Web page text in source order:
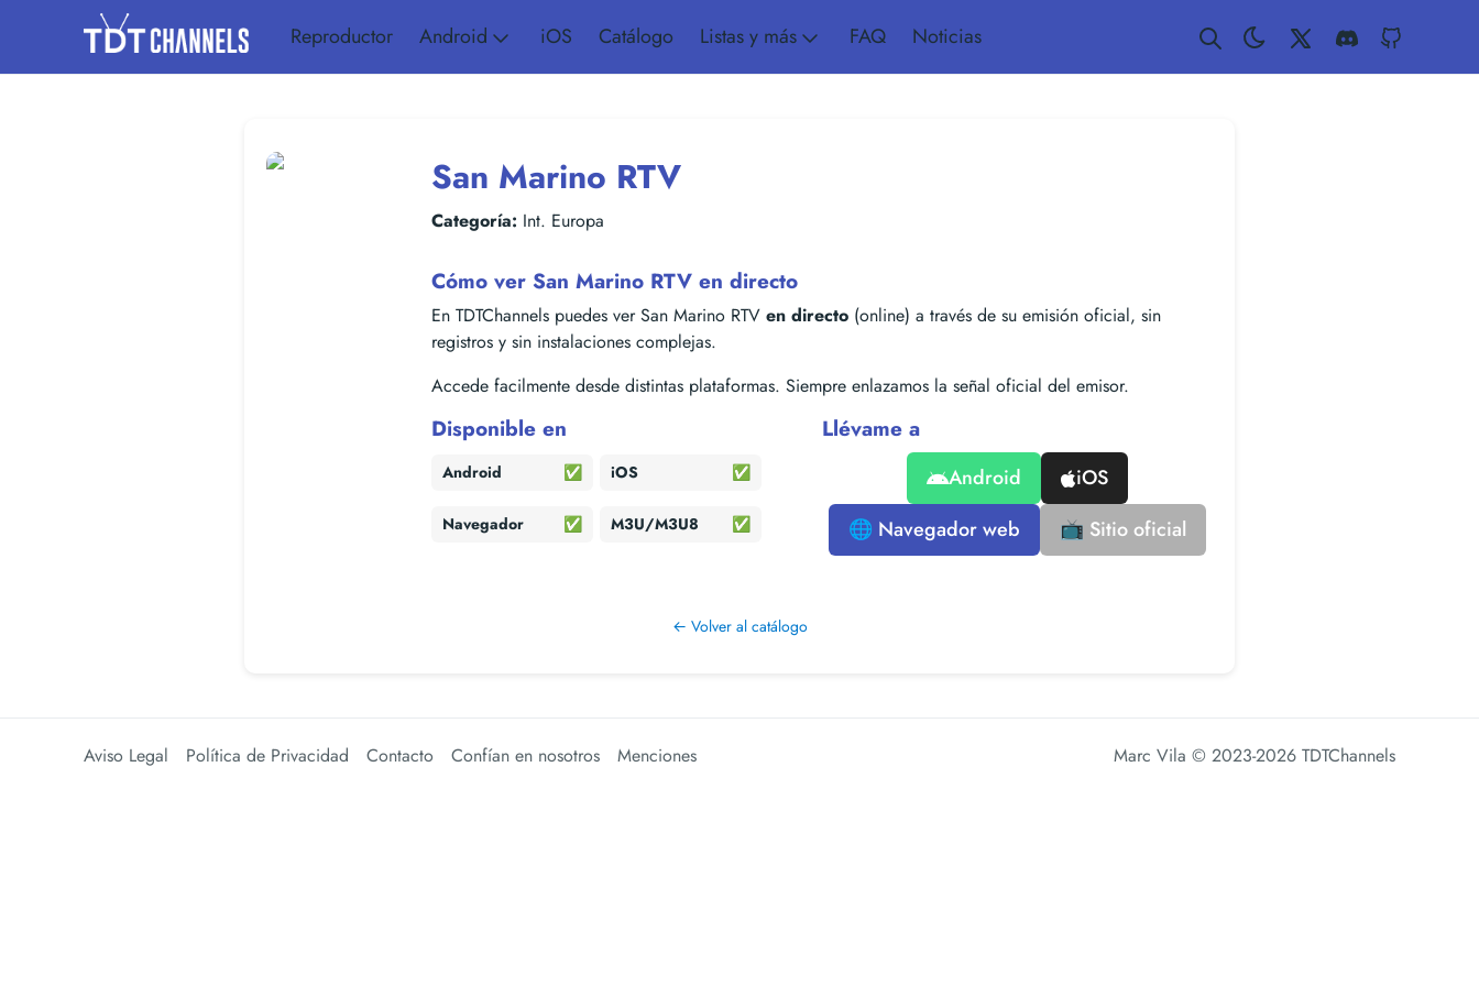
Reproductor Android iOS Catálogo Listas y más FAQ Noticias Twitter Discord
San Marino RTV
Categoría: Int. Europa
Cómo ver San Marino RTV en directo
En TDTChannels puedes ver San Marino RTV en directo (online) a través de su emisión oficial, sin
registros y sin instalaciones complejas.
Accede facilmente desde distintas plataformas. Siempre enlazamos la señal oficial del emisor.
Disponible en
Android ✅ iOS ✅
Navegador ✅ M3U/M3U8 ✅
Llévame a
Android
iOS
🌐 Navegador web
📺 Sitio oficial
← Volver al catálogo
Aviso Legal Política de Privacidad Contacto Confían en nosotros Menciones Marc Vila © 2023-2026 TDTChannels